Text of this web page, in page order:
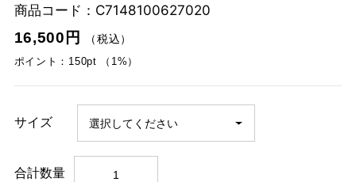
商品コード： C7148100627020
16,500円
（税込）
ポイント：150pt （1%）
サイズ
合計数量